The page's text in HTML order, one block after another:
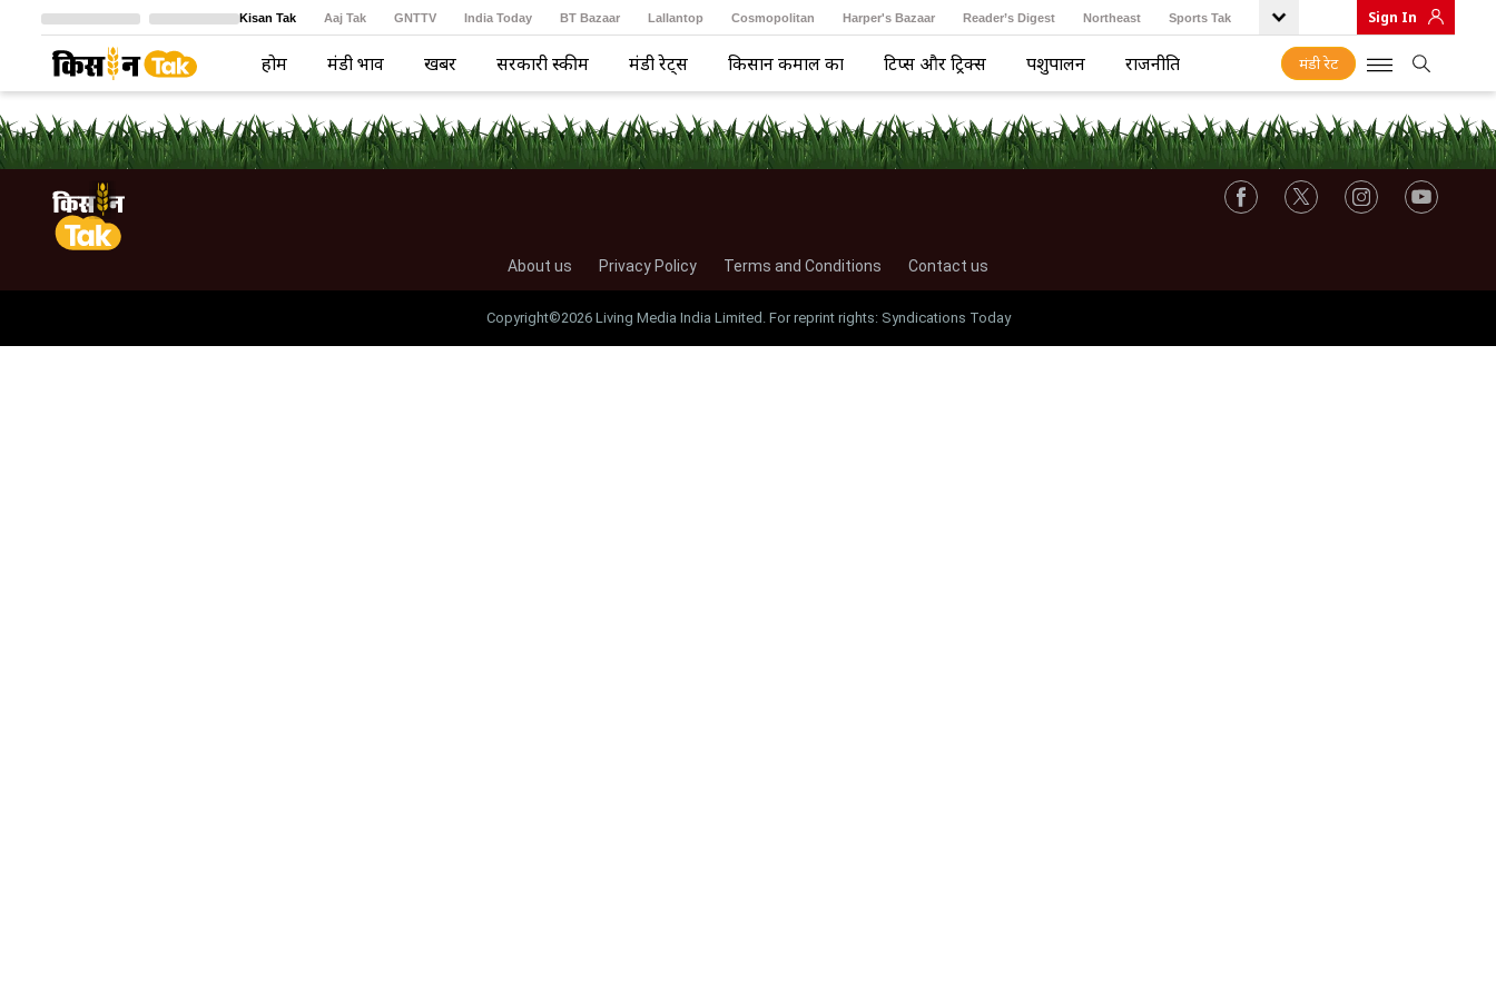
Kisan Tak Aaj Tak GNTTV India Today BT Bazaar Lallantop Cosmopolitan Harper's Bazaar Reader’s Digest Northeast Sports Tak
Crime Tak Astro Tak
Sign In
होम मंडी भाव खबरें सरकारी स्कीम मंडी रेट्स किसान कमाल का टिप्स और ट्रिक्स पशुपालन राजनीति मंडी रेट
About us Privacy Policy Terms and Conditions Contact us
Copyright©2026 Living Media India Limited. For reprint rights: Syndications Today